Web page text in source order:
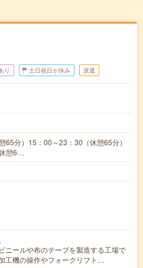
り 土日祝日が休み 派遣
65分）15：00～23：30（休憩65分）
憩6…
ニールや布のテープを製造する工場で
工機の操作やフォークリフト…